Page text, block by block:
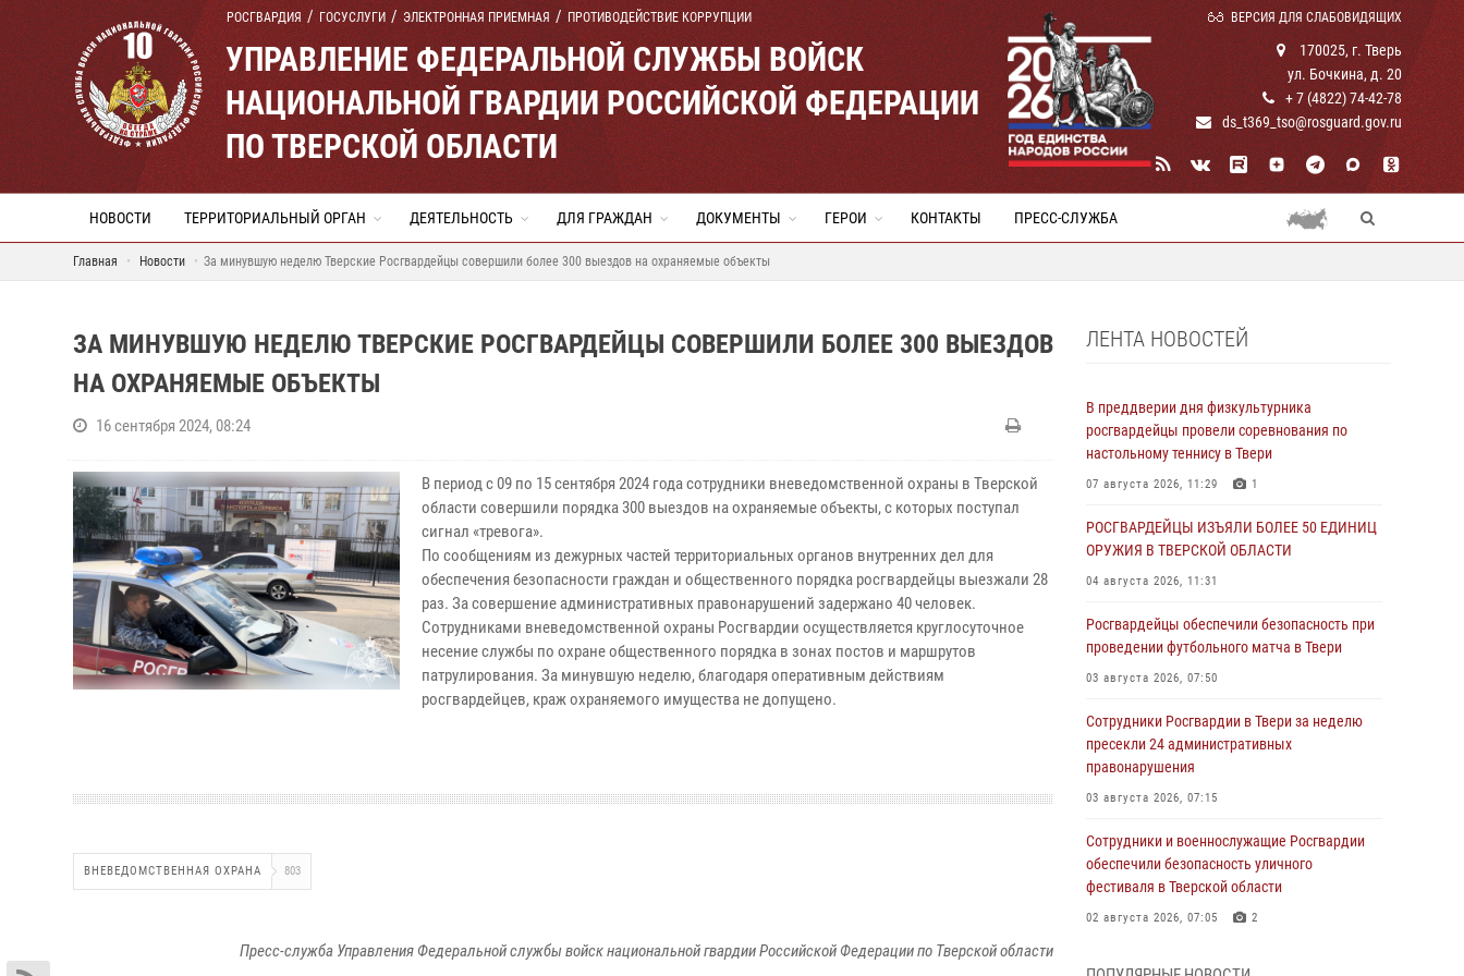
РОСГВАРДИЯ ГОСУСЛУГИ ЭЛЕКТРОННАЯ ПРИЕМНАЯ ПРОТИВОДЕЙСТВИЕ КОРРУПЦИИ ВЕРСИЯ ДЛЯ СЛАБОВИДЯЩИХ
УПРАВЛЕНИЕ ФЕДЕРАЛЬНОЙ СЛУЖБЫ ВОЙСК
НАЦИОНАЛЬНОЙ ГВАРДИИ РОССИЙСКОЙ ФЕДЕРАЦИИ
ПО ТВЕРСКОЙ ОБЛАСТИ
170025, г. Тверь
ул. Бочкина, д. 20
+ 7 (4822) 74-42-78
ds_t369_tso@rosguard.gov.ru
НОВОСТИ ТЕРРИТОРИАЛЬНЫЙ ОРГАН ДЕЯТЕЛЬНОСТЬ ДЛЯ ГРАЖДАН ДОКУМЕНТЫ ГЕРОИ КОНТАКТЫ ПРЕСС-СЛУЖБА
Главная Новости За минувшую неделю Тверские Росгвардейцы совершили более 300 выездов на охраняемые объекты
ЗА МИНУВШУЮ НЕДЕЛЮ ТВЕРСКИЕ РОСГВАРДЕЙЦЫ СОВЕРШИЛИ БОЛЕЕ 300 ВЫЕЗДОВ
НА ОХРАНЯЕМЫЕ ОБЪЕКТЫ
16 сентября 2024, 08:24
В период с 09 по 15 сентября 2024 года сотрудники вневедомственной охраны в Тверской
области совершили порядка 300 выездов на охраняемые объекты, с которых поступал
сигнал «тревога».
По сообщениям из дежурных частей территориальных органов внутренних дел для
обеспечения безопасности граждан и общественного порядка росгвардейцы выезжали 28
раз. За совершение административных правонарушений задержано 40 человек.
Сотрудниками вневедомственной охраны Росгвардии осуществляется круглосуточное
несение службы по охране общественного порядка в зонах постов и маршрутов
патрулирования. За минувшую неделю, благодаря оперативным действиям
росгвардейцев, краж охраняемого имущества не допущено.
ВНЕВЕДОМСТВЕННАЯ ОХРАНА 803
Пресс-служба Управления Федеральной службы войск национальной гвардии Российской Федерации по Тверской области
ЛЕНТА НОВОСТЕЙ
В преддверии дня физкультурника
росгвардейцы провели соревнования по
настольному теннису в Твери
07 августа 2026, 11:29 1
РОСГВАРДЕЙЦЫ ИЗЪЯЛИ БОЛЕЕ 50 ЕДИНИЦ
ОРУЖИЯ В ТВЕРСКОЙ ОБЛАСТИ
04 августа 2026, 11:31
Росгвардейцы обеспечили безопасность при
проведении футбольного матча в Твери
03 августа 2026, 07:50
Сотрудники Росгвардии в Твери за неделю
пресекли 24 административных
правонарушения
03 августа 2026, 07:15
Сотрудники и военнослужащие Росгвардии
обеспечили безопасность уличного
фестиваля в Тверской области
02 августа 2026, 07:05 2